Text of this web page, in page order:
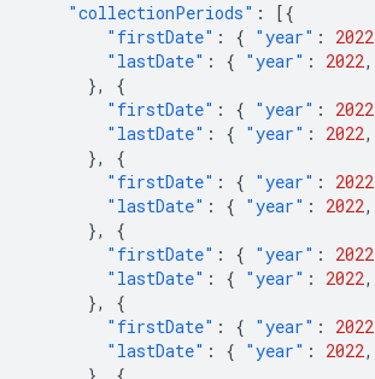
"collectionPeriods" :
[{
"firstDate" : { "year" : 2022
"lastDate" : { "year" : 2022,
},
{
"firstDate" : { "year" : 2022
"lastDate" : { "year" : 2022,
},
{
"firstDate" : { "year" : 2022
"lastDate" : { "year" : 2022,
},
{
"firstDate" : { "year" : 2022
"lastDate" : { "year" : 2022,
},
{
"firstDate" : { "year" : 2022
"lastDate" : { "year" : 2022,